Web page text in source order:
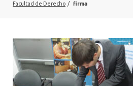
VINCULACIÓN CON EL MEDIO
INTERNACIONAL
Facultad de Derecho / firma